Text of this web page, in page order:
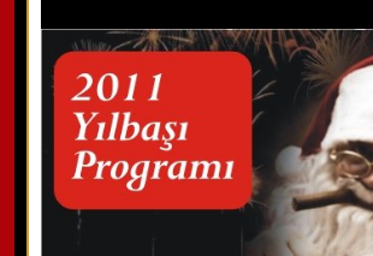
WhatsApp ile Bilgi Alın
Hemen Arayın
Detaylı Bilgi Alın